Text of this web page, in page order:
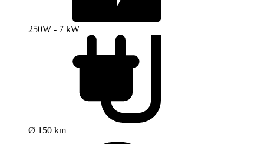
250W - 7 kW
Ø 150 km